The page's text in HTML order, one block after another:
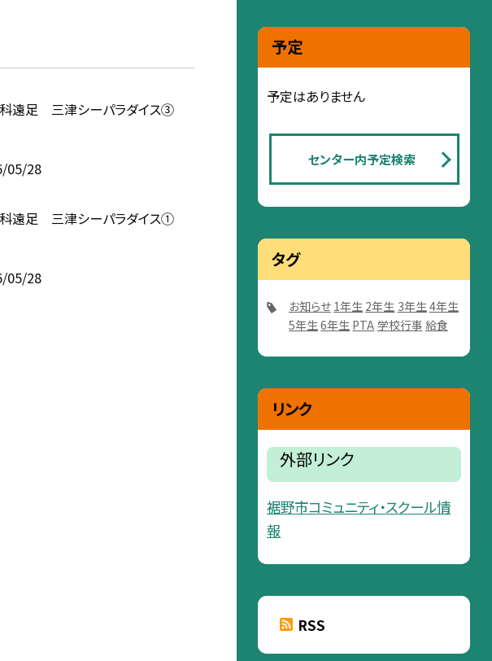
遠足 三津シーパラダイス③
05/28
遠足 三津シーパラダイス①
05/28
予定
予定はありません
センター内予定検索
タグ
お知らせ 1年生 2年生 3年生4年生
5年生6年生 PTA 学校行事 給食
リンク
外部リンク
裾野市コミュニティ・スクール情
報
RSS